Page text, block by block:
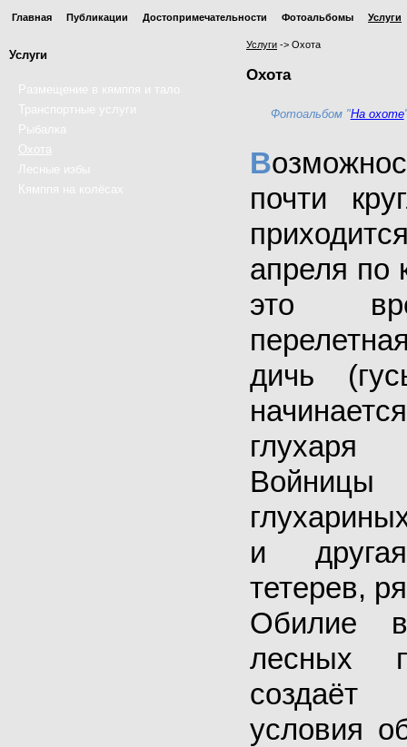
Главная Публикации Достопримечательности Фотоальбомы Услуги
Услуги
Размещение в кямппя и тало
Транспортные услуги
Рыбалка
Охота
Лесные избы
Кямппя на колёсах
Услуги -> Охота
Охота
Фотоальбом "На охоте
В
почти
апреля по
это
дичь
глухаря
и
тетерев,
Обилие
лесных
условия